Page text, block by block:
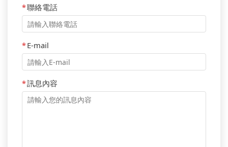
*聯絡電話
*E-mail
*訊息內容